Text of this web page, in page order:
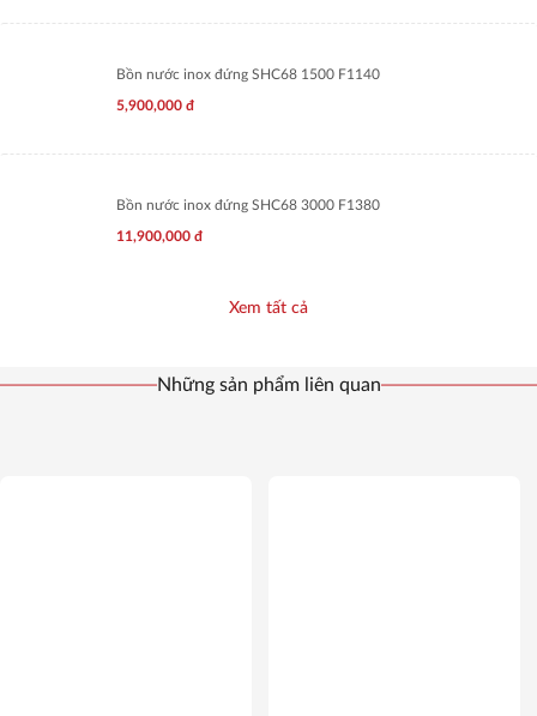
Bồn nước inox đứng SHC68 1500 F1140
5,900,000đ
Bồn nước inox đứng SHC68 3000 F1380
11,900,000đ
Xem tất cả
Những sản phẩm liên quan